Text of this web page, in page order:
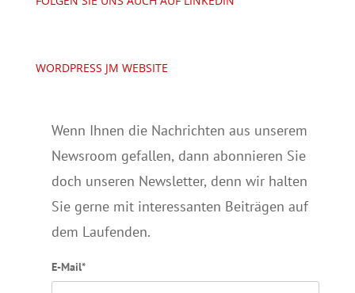
WORDPRESS JM WEBSITE
Wenn Ihnen die Nachrichten aus unserem
Newsroom gefallen, dann abonnieren Sie
doch unseren Newsletter, denn wir halten
Sie gerne mit interessanten Beiträgen auf
dem Laufenden.
E-Mail*